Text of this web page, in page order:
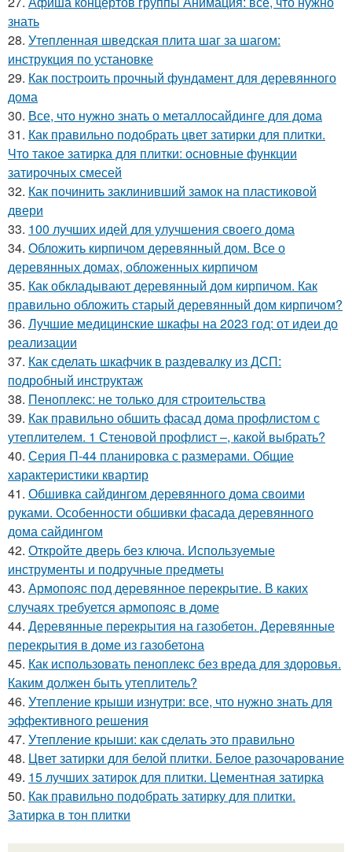
знать
28. Утепленная шведская плита шаг за шагом:
инструкция по установке
29. Как построить прочный фундамент для деревянного
дома
30. Все, что нужно знать о металлосайдинге для дома
31. Как правильно подобрать цвет затирки для плитки.
Что такое затирка для плитки: основные функции
затирочных смесей
32. Как починить заклинивший замок на пластиковой
двери
33. 100 лучших идей для улучшения своего дома
34. Обложить кирпичом деревянный дом. Все о
деревянных домах, обложенных кирпичом
35. Как обкладывают деревянный дом кирпичом. Как
правильно обложить старый деревянный дом кирпичом?
36. Лучшие медицинские шкафы на 2023 год: от идеи до
реализации
37. Как сделать шкафчик в раздевалку из ДСП:
подробный инструктаж
38. Пеноплекс: не только для строительства
39. Как правильно обшить фасад дома профлистом с
утеплителем. 1 Стеновой профлист –, какой выбрать?
40. Серия П-44 планировка с размерами. Общие
характеристики квартир
41. Обшивка сайдингом деревянного дома своими
руками. Особенности обшивки фасада деревянного
дома сайдингом
42. Откройте дверь без ключа. Используемые
инструменты и подручные предметы
43. Армопояс под деревянное перекрытие. В каких
случаях требуется армопояс в доме
44. Деревянные перекрытия на газобетон. Деревянные
перекрытия в доме из газобетона
45. Как использовать пеноплекс без вреда для здоровья.
Каким должен быть утеплитель?
46. Утепление крыши изнутри: все, что нужно знать для
эффективного решения
47. Утепление крыши: как сделать это правильно
48. Цвет затирки для белой плитки. Белое разочарование
49. 15 лучших затирок для плитки. Цементная затирка
50. Как правильно подобрать затирку для плитки.
Затирка в тон плитки